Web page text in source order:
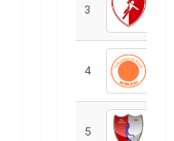
3
4
5